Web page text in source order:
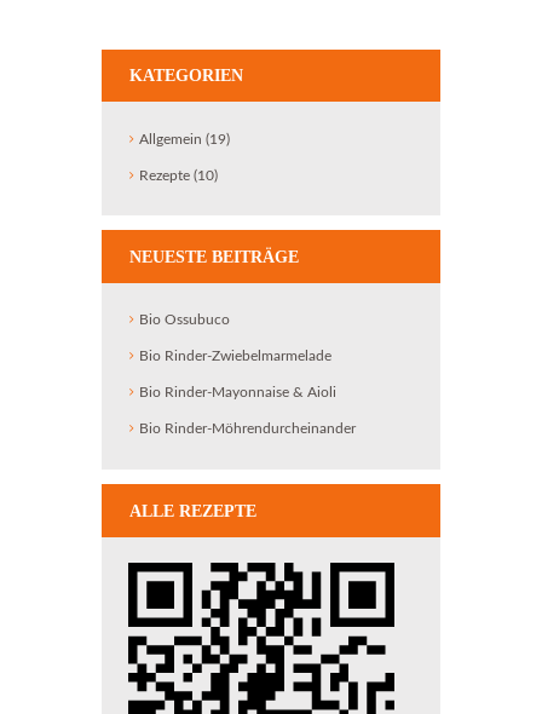
KATEGORIEN
Allgemein (19)
Rezepte (10)
NEUESTE BEITRÄGE
Bio Ossubuco
Bio Rinder-Zwiebelmarmelade
Bio Rinder-Mayonnaise & Aioli
Bio Rinder-Möhrendurcheinander
ALLE REZEPTE